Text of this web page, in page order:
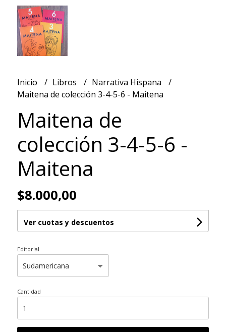
Inicio Libros
Narrativa Hispana
Maitena de colección 3-4-5-6 - Maitena
Maitena de
colección 3-4-5-6 -
Maitena
$8.000,00
Ver cuotas y descuentos
Editorial
Cantidad